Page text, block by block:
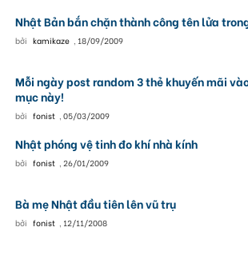
Nhật Bản bắn chặn thành công tên lửa
bởi kamikaze , 18/09/2009
Mỗi ngày post random 3 thẻ khuyến mãi
mục này!
bởi fonist , 05/03/2009
Nhật phóng vệ tinh đo khí nhà kính
bởi fonist , 26/01/2009
Bà mẹ Nhật đầu tiên lên vũ trụ
bởi fonist , 12/11/2008